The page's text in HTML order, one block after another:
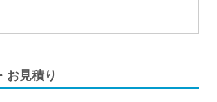
お見積り